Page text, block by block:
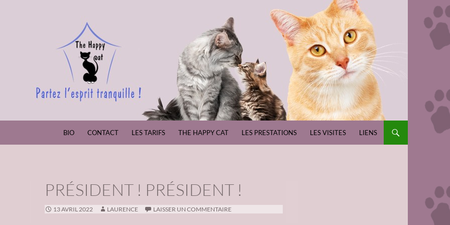
BIO
CONTACT LES TARIFS THE HAPPY CAT LES PRESTATIONS LES VISITES LIENS
PRÉSIDENT ! PRÉSIDENT !
13 AVRIL 2022 LAURENCE LAISSER UN COMMENTAIRE